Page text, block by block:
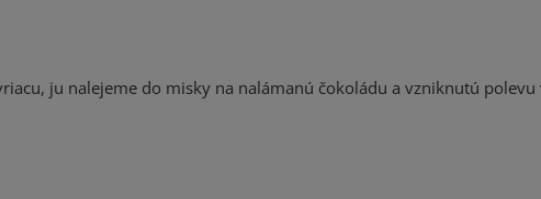
ju nalejeme do misky na nalámanú čokoládu a vzniknutú